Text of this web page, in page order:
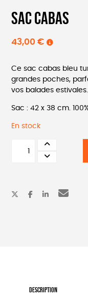
Sac cabas
43,00 €
Ce sac cabas bleu
grandes poches,
vos balades estivales.
Sac : 42 x 38 cm.
En stock
DESCRIPTION